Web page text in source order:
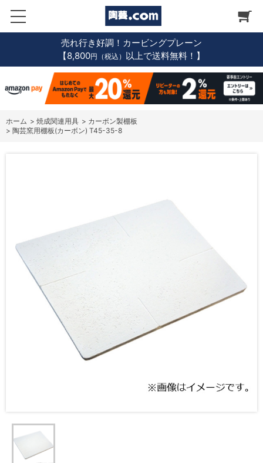
売れ行き好調！カービングプレーン
【8,800円（税込） 以上で送料無料！】
ホーム > 焼成関連用具 > カーボン製棚板
> 陶芸窯用棚板(カーボン) T45-35-8